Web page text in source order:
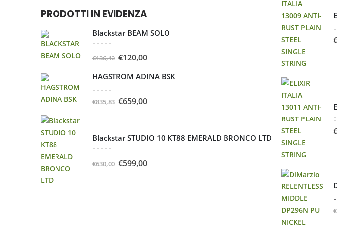
PRODOTTI IN EVIDENZA
Blackstar BEAM SOLO
€136,12 €120,00
HAGSTROM ADINA BSK
€835,83 €659,00
Blackstar STUDIO 10 KT88 EMERALD BRONCO LTD
€630,00 €599,00
€
€
€